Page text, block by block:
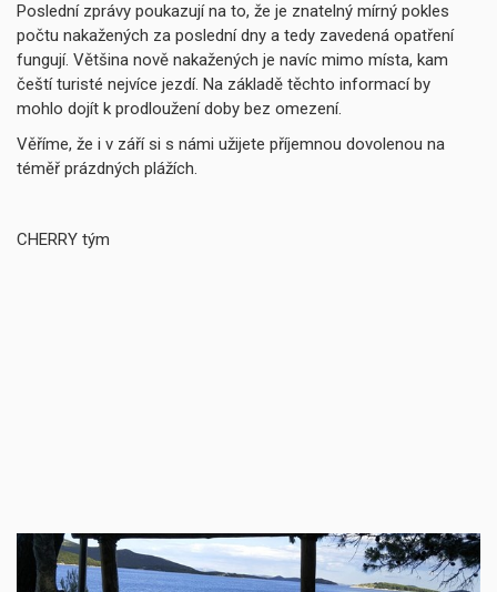
Poslední zprávy poukazují na to, že je znatelný mírný pokles
počtu nakažených za poslední dny a tedy zavedená opatření
fungují. Většina nově nakažených je navíc mimo místa, kam
čeští turisté nejvíce jezdí. Na základě těchto informací by
mohlo dojít k prodloužení doby bez omezení.
Věříme, že i v září si s námi užijete příjemnou dovolenou na
téměř prázdných plážích.
CHERRY tým